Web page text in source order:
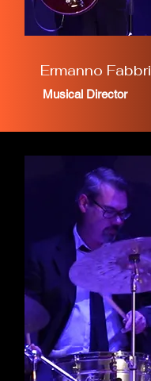
Ermanno Fabbri
Musical Director